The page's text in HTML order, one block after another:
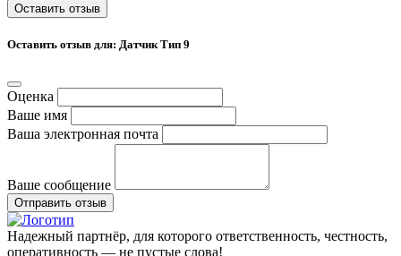
Оставить отзыв
Оставить отзыв для: Датчик Тип 9
Оценка
Ваше имя
Ваша электронная почта
Ваше сообщение
Отправить отзыв
Надежный партнёр, для которого ответственность, честность,
оперативность — не пустые слова!